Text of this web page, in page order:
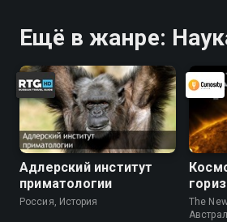
Ещё в жанре:
Адлерский институт
приматологии
Россия, История
The